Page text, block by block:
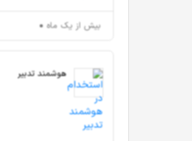
بیش از یک ماه
هوشمند تدبیر